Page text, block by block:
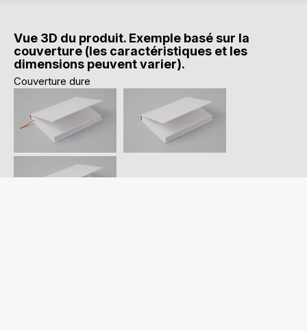
Vue 3D du produit. Exemple basé sur la
couverture (les caractéristiques et les
dimensions peuvent varier).
Couverture dure